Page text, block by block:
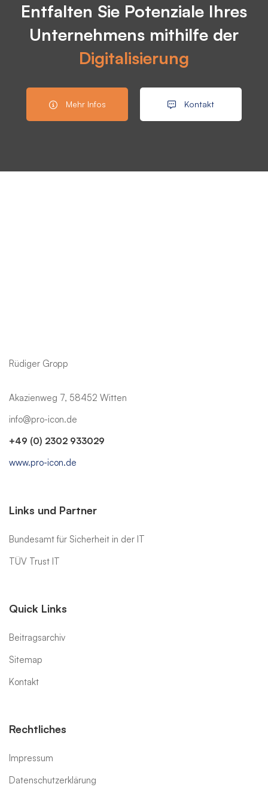
Entfalten Sie Potenziale Ihres
Unternehmens mithilfe der
Digitalisierung
Mehr Infos Kontakt
Rüdiger Gropp
Akazienweg 7, 58452 Witten
info@pro-icon.de
+49 (0) 2302 933029
www.pro-icon.de
Links und Partner
Bundesamt für Sicherheit in der IT
TÜV Trust IT
Quick Links
Beitragsarchiv
Sitemap
Kontakt
Rechtliches
Impressum
Datenschutzerklärung